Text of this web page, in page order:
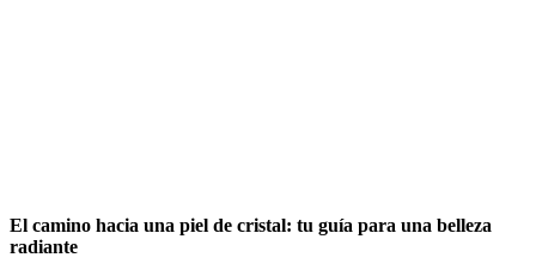
El camino hacia una piel de cristal: tu guía para una belleza
radiante